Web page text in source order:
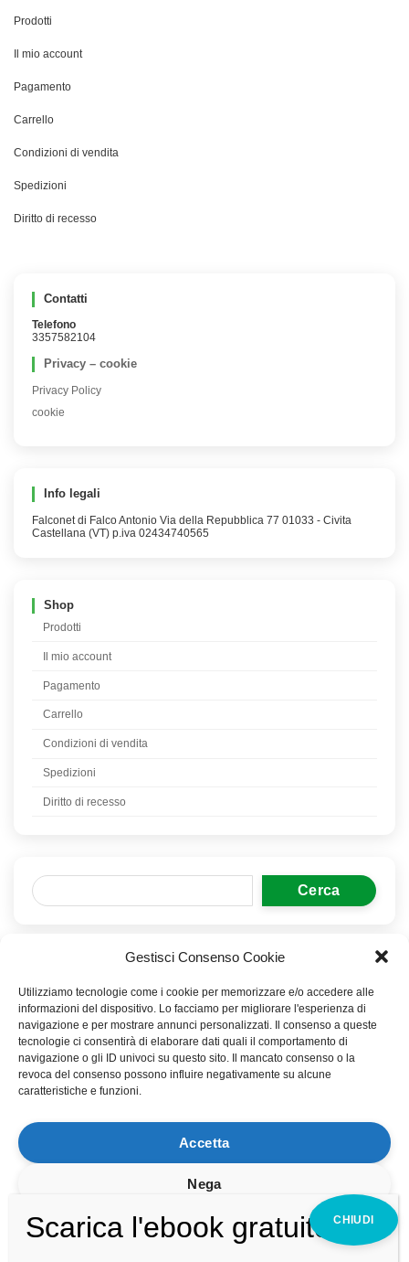
Gestisci Consenso Cookie
Utilizziamo tecnologie come i cookie per memorizzare e/o accedere alle
informazioni del dispositivo. Lo facciamo per migliorare l'esperienza di
navigazione e per mostrare annunci personalizzati. Il consenso a queste
tecnologie ci consentirà di elaborare dati quali il comportamento di
navigazione o gli ID univoci su questo sito. Il mancato consenso o la
revoca del consenso possono influire negativamente su alcune
caratteristiche e funzioni.
Accetta
Nega
Visualizza le preferenze
Prodotti
Il mio account
Pagamento
Carrello
Condizioni di vendita
Spedizioni
Diritto di recesso
Contatti
Telefono
3357582104
Privacy – cookie
Privacy Policy
cookie
Info legali
Falconet di Falco Antonio Via della Repubblica 77 01033 - Civita
Castellana (VT) p.iva 02434740565
Shop
Prodotti
Il mio account
Pagamento
Carrello
Condizioni di vendita
Spedizioni
Diritto di recesso
Cerca
Domande sull’Earthing
Earthing
Come utilizzare il Biotensor con le piante
Poca acqua sulle piante in elettrocoltura